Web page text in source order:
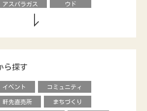
アスパラガス ウド
ナシ ブドウ
ピーマン
烏骨鶏 オリーブ
エディブルフラワー 花き
ら探す
イベント コミュニティ
軒先直売所 まちづくり